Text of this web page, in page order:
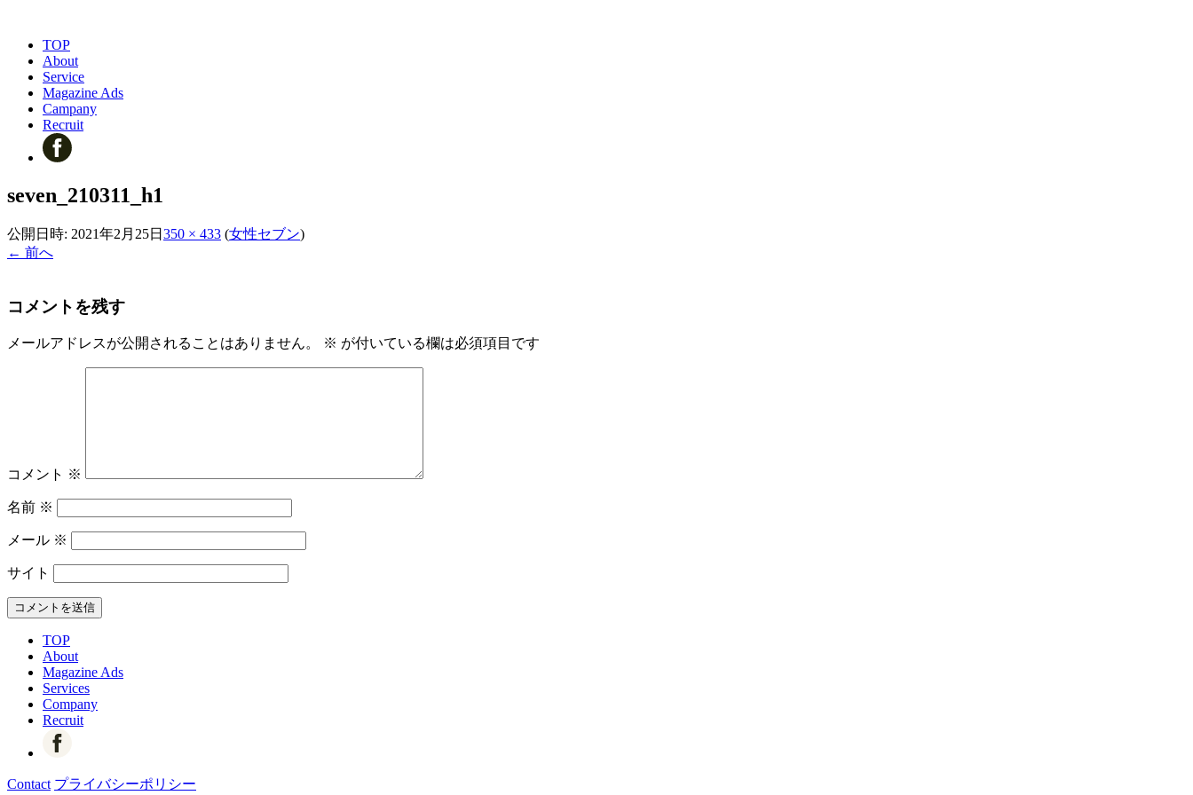
TOP
About
Service
Magazine Ads
Campany
Recruit
seven_210311_h1
公開日時: 2021年2月25日 350 × 433 (女性セブン)
← 前へ
コメントを残す
メールアドレスが公開されることはありません。 ※ が付いている欄は必須項目です
コメント ※
名前 ※
メール ※
サイト
TOP
About
Magazine Ads
Services
Company
Recruit
Contact プライバシーポリシー